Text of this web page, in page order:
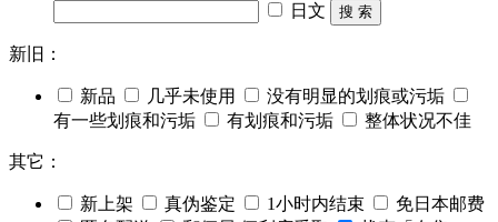
日文
搜 索
新旧：
新品 几乎未使用
没有明显的划痕或污垢
有一些划痕和污垢
有划痕和污垢 整体状况不佳
其它：
新上架 真伪鉴定 1小时内结束
免日本邮费